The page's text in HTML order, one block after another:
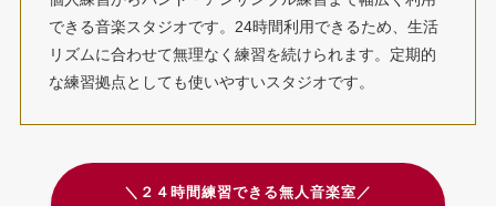
できる音楽スタジオです。24時間利用できるため、生活
リズムに合わせて無理なく練習を続けられます。定期的
な練習拠点としても使いやすいスタジオです。
＼２４時間練習できる無人音楽室／